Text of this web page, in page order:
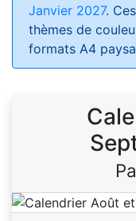
Janvier 2027.
thèmes de
formats A4